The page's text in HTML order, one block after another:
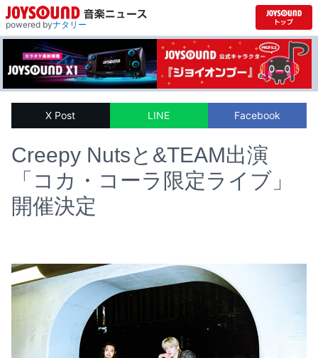
powered byナタリー
X Post LINE Facebook
Creepy Nutsと&TEAM出演
「コカ・コーラ限定ライブ」
開催決定